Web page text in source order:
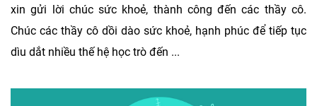
xin gửi lời chúc sức khoẻ, thành công đến các thầy cô.
Chúc các thầy cô dồi dào sức khoẻ, hạnh phúc để tiếp tục
dìu dắt nhiều thế hệ học trò đến ...